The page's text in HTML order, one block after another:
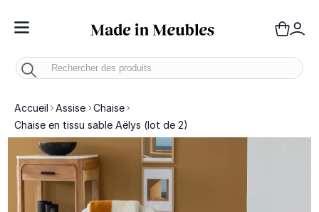
Toggle Nav
Accueil Assise
Chaise
Chaise en tissu sable Aëlys (lot de 2)